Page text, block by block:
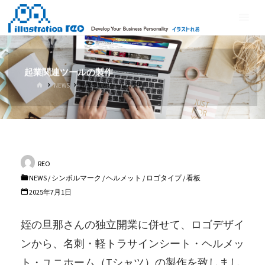
テ
ン
ツ
へ
ス
キ
ッ
ス
ト
れ
お
起業関連ツールの製作
ホ
ー
NEWS 起業関連ツールの製作
REO
NEWS / シンボルマーク /ヘルメット / ロゴタイプ /看板
2025年7月1日
姪の旦那さんの独立開業に併せて、ロゴデザイ
ンから、名刺・軽トラサインシート・ヘルメッ
ト・ユニホーム（Tシャツ）の製作を致しまし